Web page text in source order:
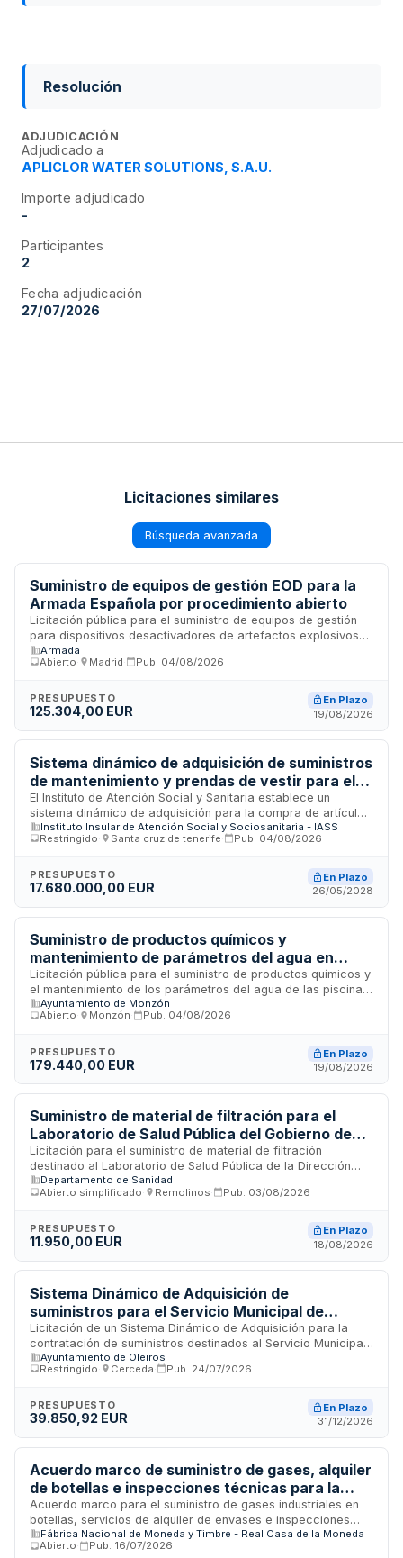
Resolución
ADJUDICACIÓN
Adjudicado a
APLICLOR WATER SOLUTIONS, S.A.U.
Importe adjudicado
-
Participantes
2
Fecha adjudicación
27/07/2026
Licitaciones similares
Búsqueda avanzada
Suministro de equipos de gestión EOD para la
Armada Española por procedimiento abierto
Licitación pública para el suministro de equipos de gestión
para dispositivos desactivadores de artefactos explosivos
EOD. Promovida por la Dirección de Gestión Económica de la
Jefatura de Apoyo Logístico de la Armada, con sede en
Público en los ámbitos de Defensa y Seguridad, regulando
las prestaciones técnicas, económicas y administrativas que
procedimiento abierto.
Armada
Abierto
Madrid Pub. 04/08/2026
PRESUPUESTO
125.304,00 EUR
En Plazo
19/08/2026
Sistema dinámico de adquisición de suministros
de mantenimiento y prendas de vestir para el
Instituto de Atención Social y Sanitaria
El Instituto de Atención Social y Sanitaria establece un
sistema dinámico de adquisición para la compra de artículos
de uso corriente destinados a la conservación y
mantenimiento de sus centros, así como prendas de vestir
articula en dos fases: la primera de admisión de empresas
en categorías específicas de productos, y la segunda de
especificaciones técnicas concretas de los bienes se
determinarán en cada contratación específica.
Instituto Insular de Atención Social y Sociosanitaria - IASS
Restringido
Santa cruz de tenerife Pub. 04/08/2026
PRESUPUESTO
17.680.000,00 EUR
En Plazo
26/05/2028
Suministro de productos químicos y
mantenimiento de parámetros del agua en
piscinas municipales del Ayuntamiento de
Monzón
Licitación pública para el suministro de productos químicos y
el mantenimiento de los parámetros del agua de las piscinas
municipales del Ayuntamiento de Monzón. El contrato tiene
una duración de dos años desde su formalización, con
anual. El suministro se realizará según las necesidades de
demanda del servicio en función de la estacionalidad de
funcionamiento de las instalaciones y su consumo.
Ayuntamiento de Monzón
Abierto
Monzón Pub. 04/08/2026
PRESUPUESTO
179.440,00 EUR
En Plazo
19/08/2026
Suministro de material de filtración para el
Laboratorio de Salud Pública del Gobierno de
Aragón
Licitación para el suministro de material de filtración
destinado al Laboratorio de Salud Pública de la Dirección
General de Salud Pública del Departamento de Sanidad del
Gobierno de Aragón. El suministro incluye embudos
membranas de éster de celulosa y placas petridish. La
entrega se realizará en las sedes de Zaragoza, Huesca y
Departamento de Sanidad
Abierto simplificado
Remolinos Pub. 03/08/2026
PRESUPUESTO
11.950,00 EUR
En Plazo
18/08/2026
Sistema Dinámico de Adquisición de
suministros para el Servicio Municipal de
Emergencias y Protección Civil del Concello de
Oleiros
Licitación de un Sistema Dinámico de Adquisición para la
contratación de suministros destinados al Servicio Municipal
de Emergencias y Protección Civil del Concello de Oleiros. El
procedimiento se articula en dos fases: adhesión de
contratos específicos según necesidades reales de la
Administración. Los suministros se realizarán bajo
convocatoria, sin garantía de volumen mínimo de compra.
Ayuntamiento de Oleiros
Restringido
Cerceda Pub. 24/07/2026
PRESUPUESTO
39.850,92 EUR
En Plazo
31/12/2026
Acuerdo marco de suministro de gases, alquiler
de botellas e inspecciones técnicas para la
Fábrica Nacional de Moneda y Timbre
Acuerdo marco para el suministro de gases industriales en
botellas, servicios de alquiler de envases e inspecciones
técnicas destinado a la Fábrica Nacional de Moneda y
Timbre-Real Casa de la Moneda. El contratista será
Fábrica Nacional de Moneda y Timbre - Real Casa de la Moneda
Abierto
Pub. 16/07/2026